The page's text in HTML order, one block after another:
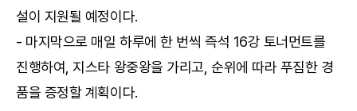
설이 지원될 예정이다.
- 마지막으로 매일 하루에 한 번씩 즉석 16강 토너먼트를
진행하여, 지스타 왕중왕을 가리고, 순위에 따라 푸짐한 경
품을 증정할 계획이다.